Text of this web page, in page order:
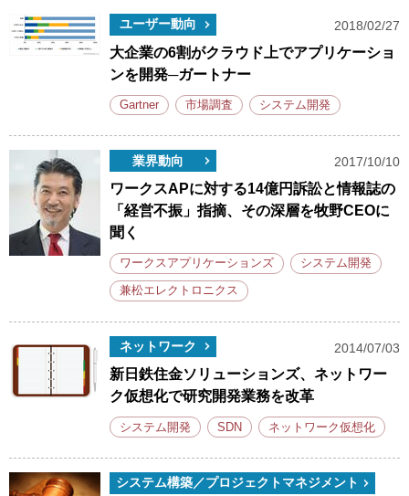
ユーザー動向 2018/02/27
大企業の6割がクラウド上でアプリケーショ
ンを開発─ガートナー
Gartner 市場調査 システム開発
業界動向 2017/10/10
ワークスAPに対する14億円訴訟と情報誌の
「経営不振」指摘、その深層を牧野CEOに
聞く
ワークスアプリケーションズ システム開発
兼松エレクトロニクス
ネットワーク 2014/07/03
新日鉄住金ソリューションズ、ネットワー
ク仮想化で研究開発業務を改革
システム開発 SDN ネットワーク仮想化
システム構築／プロジェクトマネジメント